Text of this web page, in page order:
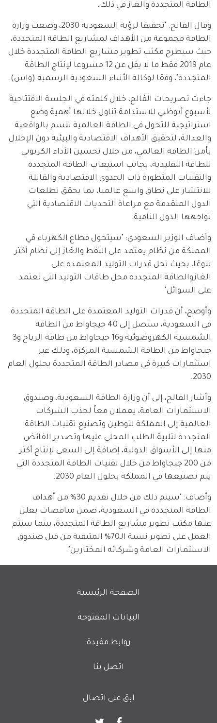
الطاقة المتجددة والغاز في ذلك.
وقال الفالح: "تحقيقا لرؤية السعودية 2030، وضعت وزارة
الطاقة مجموعة من الأهداف لمشاريع الطاقة المتجددة،
حيث سيطرح مكتب تطوير مشاريع الطاقة المتجددة خلال
عام 2019 فقط ما لا يقل عن 12 مشروعا لإنتاج الطاقة
المتجددة"، وفقا لوكالة الأنباء السعودية الرسمية (واس).
جاءت تصريحات الفالح، خلال كلمته في الجلسة الافتتاحية
لأسبوع أبوظبي للاستدامة تناول خلالها أهمية وضع
استراتيجية للتحول في الطاقة العالمية تتسم بالواقعية
والعدالة، لتحقيق الأهداف الاقتصادية والبيئية دون الإخلال
بأمن الطاقة العالمي، من خلال تحسين الأداء الكربوني
للطاقة التقليدية، بجانب استيعاب الطاقة المتجددة
والتقنيات المتطورة ذات الجدوى الاقتصادية والقابلة
للانتشار على نطاق واسع عالميا، بما يحقق تطلعات
الدول المتقدمة مع مراعاة التحديات الاقتصادية التي
تواجهها الدول النامية.
وأضاف الوزير السعودي: "سيتحول قطاع الكهرباء في
المملكة من نظام يعتمد على النفط والغاز إلى نظام أكثر
تنوعًا، بحيث تحل قدرات التوليد المعتمدة على
الغازوالطاقة المتجددة محل طاقات التوليد التي تعتمد
على السوائل"
وأوضح، أن قدرات التوليد المعتمدة على الطاقة المتجددة
في السعودية، ستصل إلى 40 جيجاواط من الطاقة
جيجاواط من الطاقة الشمسية المركزة، وذلك عبر
استثمارات كبيرة في مصادر الطاقة المتجددة بحلول العام
2030.
وأشار الفالح، إلى أن وزارة الطاقة السعودية، وصندوق
الاستثمارات العامة، يعملان معاً لجذب الشركات
العالمية إلى المملكة لتوطين وتصنيع تقنيات الطاقة
المتجددة لتلبية الطلب المحلي عليها وتصدير الفائض
منها إلى الأسواق الدولية، إضافة إلى السعي لإنتاج أكثر
من 200 جيجاواط من خلال تقنيات الطاقة المتجددة التي
يتم تصنيعها في المملكة بحلول العام 2030.
وأضاف: "سيتم ذلك من خلال تقديم 30% من أهداف
الطاقة المتجددة في السعودية، ضمن مناقصات يعلن
عنها مكتب تطوير مشاريع الطاقة المتجددة، بينما سيتم
العمل على تطوير نسبة الـ70% المتبقية من قبل صندوق
الاستثمارات العامة وشركائه المختارين".
Footer menuالصفحة الرئيسية
البيانات المفتوحة
روابط مفيدة
اتصل بنا
ابق على اتصال